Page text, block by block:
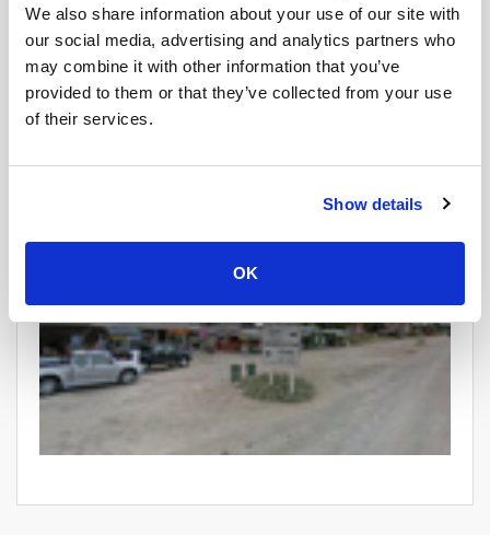
We also share information about your use of our site with
our social media, advertising and analytics partners who
may combine it with other information that you’ve
provided to them or that they’ve collected from your use
of their services.
Show details
OK
トン・マカム・ヨン・ジャンクション